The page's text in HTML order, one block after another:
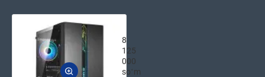
8
125
000
soʻm